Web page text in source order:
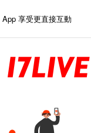
享受更直接互動